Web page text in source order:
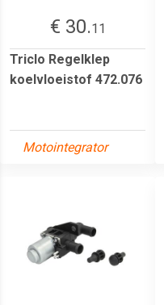
€ 30.11
Triclo Regelklep
koelvloeistof 472.076
Motointegrator